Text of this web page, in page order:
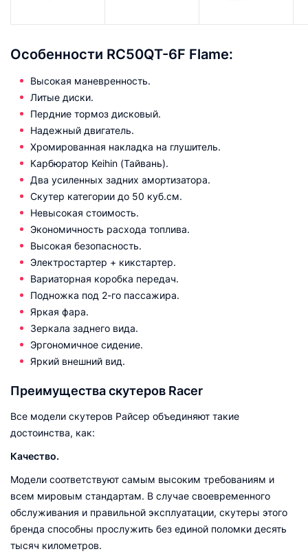
Особенности RC50QT-6F Flame:
Высокая маневренность.
Литые диски.
Пердние тормоз дисковый.
Надежный двигатель.
Хромированная накладка на глушитель.
Карбюратор Keihin (Тайвань).
Два усиленных задних амортизатора.
Скутер категории до 50 куб.см.
Невысокая стоимость.
Экономичность расхода топлива.
Высокая безопасность.
Электростартер + кикстартер.
Вариаторная коробка передач.
Подножка под 2-го пассажира.
Яркая фара.
Зеркала заднего вида.
Эргономичное сидение.
Яркий внешний вид.
Преимущества скутеров Racer
Все модели скутеров Райсер объединяют такие
достоинства, как:
Качество.
Модели соответствуют самым высоким требованиям и
всем мировым стандартам. В случае своевременного
обслуживания и правильной эксплуатации, скутеры этого
бренда способны прослужить без единой поломки десять
тысяч километров.